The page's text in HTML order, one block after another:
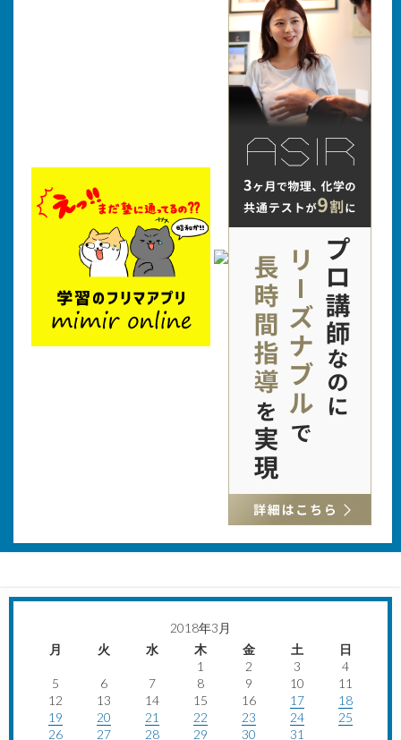
2018年3月
月
火 水 木 金 土
日
1
2 3
4
5
6 7 8 9 10
11
12
13 14 15 16 17
18
19
20 21 22 23 24
25
26
27 28 29 30 31